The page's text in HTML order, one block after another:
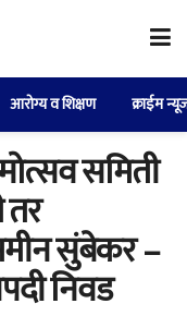
आरोग्य व शिक्षण क्राईम
समिती
सुंबेकर –
निवड